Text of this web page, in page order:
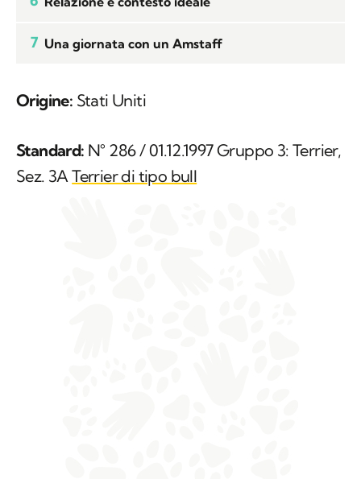
7 Una giornata con un Amstaff
Origine: Stati Uniti
Standard: N° 286 / 01.12.1997 Gruppo 3: Terrier,
Sez. 3ATerrier di tipo bull